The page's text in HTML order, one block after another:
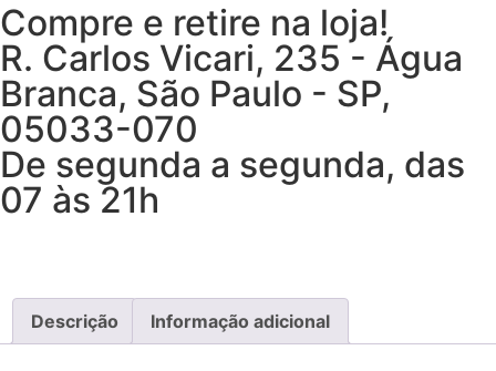
Compre e retire na loja!
R. Carlos Vicari, 235 - Água
Branca, São Paulo - SP,
05033-070
De segunda a segunda, das
07 às 21h
Descrição Informação adicional